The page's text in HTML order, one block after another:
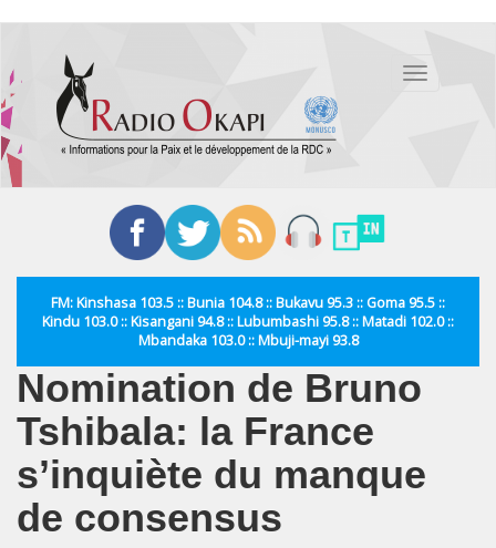
contenu
principal
Toggle
FM: Kinshasa 103.5 :: Bunia 104.8 :: Bukavu 95.3 :: Goma 95.5 ::
Kindu 103.0 :: Kisangani 94.8 :: Lubumbashi 95.8 :: Matadi 102.0 ::
Mbandaka 103.0 :: Mbuji-mayi 93.8
Nomination de Bruno
Tshibala: la France
s’inquiète du manque
de consensus